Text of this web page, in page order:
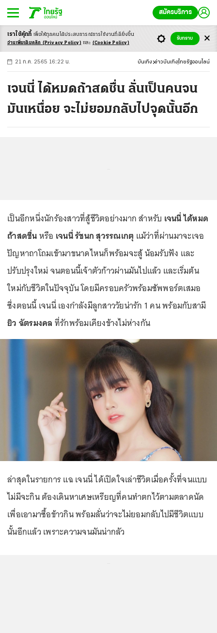
สมัครบริการ
-ก ก ก+
21 ก.ค. 2565 16:22 น. บันเทิง ข่าวบันเทิง ไทยรัฐออนไลน์
เจนนี่ ได้หมดถ้าสดชื่น ลั่นเป็นคนจน
มันเหนื่อย จะไม่ยอมกลับไปจุดนั้นอีก
เป็นอีกหนึ่งนักร้องสาวที่สู้ชีวิตอย่างมาก สำหรับ เจนนี่ ได้หมด
ถ้าสดชื่นหรือ เจนนี่ รัชนก สุวรรณเกตุ แม้ว่าที่ผ่านมาจะเจอ
ปัญหาถาโถมเข้ามาขนาดไหนก็พร้อมจะสู้ น้อมรับฟัง และ
ปรับปรุงใหม่ จนตอนนี้เจ้าตัวก้าวผ่านมันไปแล้ว และเริ่มต้น
ใหม่กับชีวิตในปัจจุบัน โดยมีครอบครัวพร้อมซัพพอร์ตเสมอ
ซึ่งตอนนี้ เจนนี่ เองกำลังมีลูกสาววัยน่ารัก 1 คน พร้อมกับสามี
ยิว ฉัตรมงคล ที่รักพร้อมเคียงข้างไม่ห่างกัน
ล่าสุดในรายการ แฉ เจนนี่ ได้เปิดใจเล่าชีวิตเมื่อครั้งที่จนแบบ
ไม่มีจะกิน ต้องเดินหาเศษเหรียญที่คนทำตกไว้ตามตลาดนัด
เพื่อเอามาซื้อข้าวกิน พร้อมลั่นว่าจะไม่ยอมกลับไปมีชีวิตแบบ
นั้นอีกแล้ว เพราะความจนมันน่ากลัว
เราใช้คุ้กกี้ เพื่อให้ทุกคนได้ประสบการณ์การใช้งานที่ดียิ่งขึ้น
อ่านเพิ่มเติมคลิก (Privacy Policy) และ (Cookie Policy)
รับทราบ